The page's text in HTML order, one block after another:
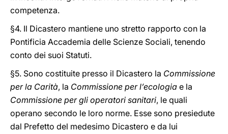
competenza.
§4. Il Dicastero mantiene uno stretto rapporto con la
Pontificia Accademia delle Scienze Sociali, tenendo
conto dei suoi Statuti.
§5. Sono costituite presso il Dicastero la Commissione
per la Carità, la Commissione per l’ecologia e la
Commissione per gli operatori sanitari, le quali
operano secondo le loro norme. Esse sono presiedute
dal Prefetto del medesimo Dicastero e da lui